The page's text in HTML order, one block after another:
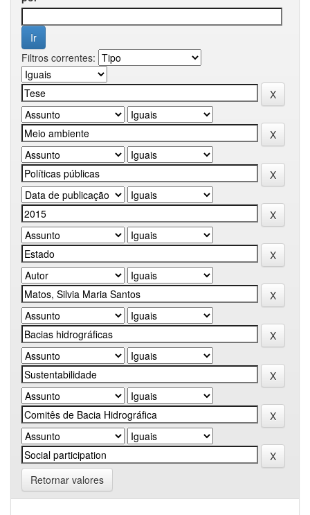
Filtros correntes:
Retornar valores